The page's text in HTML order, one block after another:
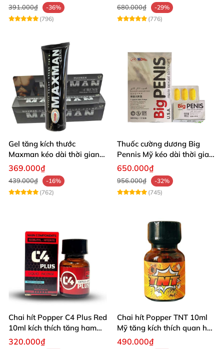
391.000₫
-36%
(796)
680.000₫
-29%
(776)
Gel tăng kích thước
Maxman kéo dài thời gian
quan hệ nhập Mỹ
369.000₫
439.000₫
-16%
(762)
Thuốc cường dương Big
Pennis Mỹ kéo dài thời gian
hiệu quả
650.000₫
956.000₫
-32%
(745)
Chai hít Popper C4 Plus Red
10ml kích thích tăng ham
muốn
320.000₫
Chai hít Popper TNT 10ml
Mỹ tăng kích thích quan hệ
sảng khoái
490.000₫